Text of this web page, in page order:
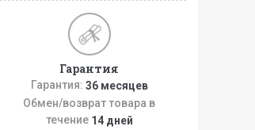
Гарантия
Гарантия: 36 месяцев
Обмен/возврат товара в
течение 14 дней